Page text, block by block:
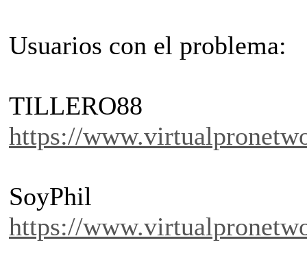
Usuarios con el problema:
TILLERO88
https://
SoyPhil
https://